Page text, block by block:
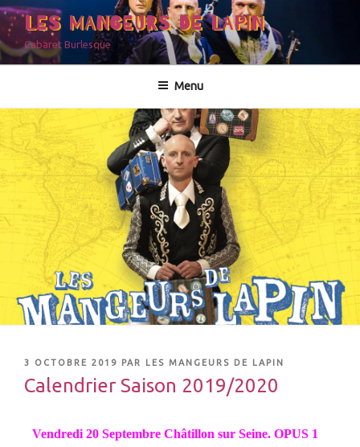
LES MANGEURS DE LAPIN
Cabaret Burlesque
Menu
3 OCTOBRE 2019 PAR LES MANGEURS DE LAPIN
Calendrier Saison 2019/2020
Vendredi 20 Septembre Châtillon sur Seine. OPUS 1